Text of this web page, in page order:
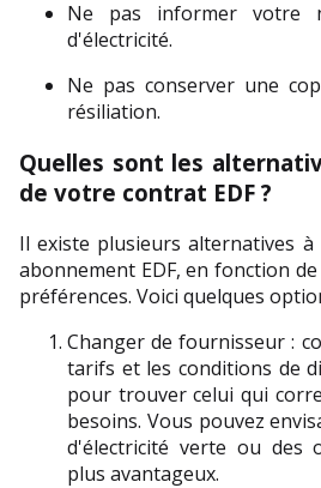
Ne pas informer votre
d'électricité.
Ne pas conserver une
résiliation.
Quelles sont les
de votre contrat EDF ?
Il existe plusieurs alternatives
abonnement EDF, en fonction
préférences. Voici quelques
Changer de fournisseur :
tarifs et les conditions de
pour trouver celui qui
besoins. Vous pouvez
d'électricité verte ou des
plus avantageux.